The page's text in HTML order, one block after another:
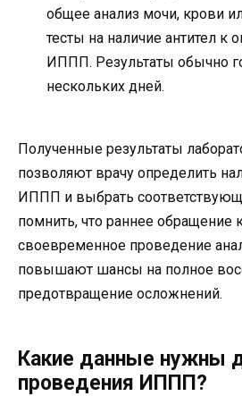
общее анализ мочи, крови
тесты на наличие антител к
ИППП. Результаты обычно
нескольких дней.
Полученные результаты
позволяют врачу определить
ИППП и выбрать
помнить, что раннее обращение
своевременное проведение
повышают шансы на полное
предотвращение осложнений.
Какие данные нужны
проведения ИППП?